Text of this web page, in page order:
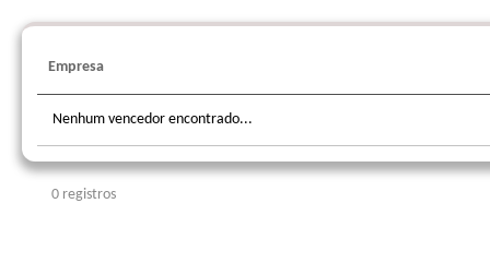
Empresa
Nenhum vencedor encontrado...
0 registros